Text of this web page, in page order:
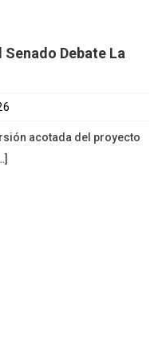
Senado Debate La
acotada del proyecto